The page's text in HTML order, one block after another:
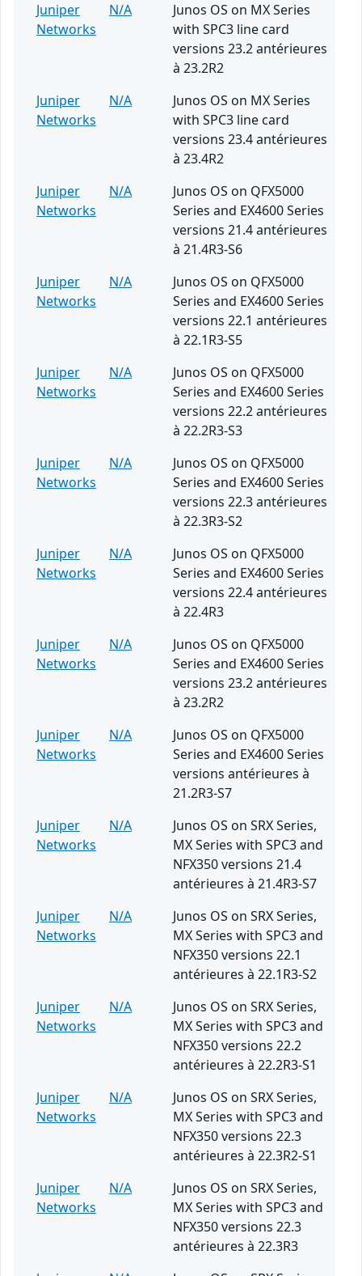
Juniper
Networks
N/A
Junos OS on MX Series
with SPC3 line card
versions 23.2 antérieures
à 23.2R2
Juniper
Networks
N/A
Junos OS on MX Series
with SPC3 line card
versions 23.4 antérieures
à 23.4R2
Juniper
Networks
N/A
Junos OS on QFX5000
Series and EX4600 Series
versions 21.4 antérieures
à 21.4R3-S6
Juniper
Networks
N/A
Junos OS on QFX5000
Series and EX4600 Series
versions 22.1 antérieures
à 22.1R3-S5
Juniper
Networks
N/A
Junos OS on QFX5000
Series and EX4600 Series
versions 22.2 antérieures
à 22.2R3-S3
Juniper
Networks
N/A
Junos OS on QFX5000
Series and EX4600 Series
versions 22.3 antérieures
à 22.3R3-S2
Juniper
Networks
N/A
Junos OS on QFX5000
Series and EX4600 Series
versions 22.4 antérieures
à 22.4R3
Juniper
Networks
N/A
Junos OS on QFX5000
Series and EX4600 Series
versions 23.2 antérieures
à 23.2R2
Juniper
Networks
N/A
Junos OS on QFX5000
Series and EX4600 Series
versions antérieures à
21.2R3-S7
Juniper
Networks
N/A
Junos OS on SRX Series,
MX Series with SPC3 and
NFX350 versions 21.4
antérieures à 21.4R3-S7
Juniper
Networks
N/A
Junos OS on SRX Series,
MX Series with SPC3 and
NFX350 versions 22.1
antérieures à 22.1R3-S2
Juniper
Networks
N/A
Junos OS on SRX Series,
MX Series with SPC3 and
NFX350 versions 22.2
antérieures à 22.2R3-S1
Juniper
Networks
N/A
Junos OS on SRX Series,
MX Series with SPC3 and
NFX350 versions 22.3
antérieures à 22.3R2-S1
Juniper
Networks
N/A
Junos OS on SRX Series,
MX Series with SPC3 and
NFX350 versions 22.3
antérieures à 22.3R3